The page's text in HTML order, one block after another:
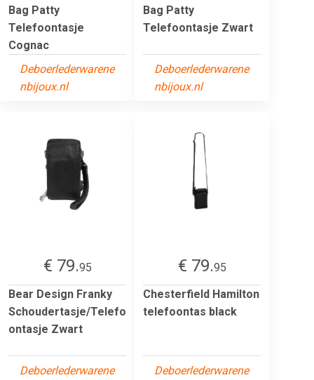
Bag Patty
Telefoontasje
Cognac
Deboerlederwarene
nbijoux.nl
Bag Patty
Telefoontasje Zwart
Deboerlederwarene
nbijoux.nl
€ 79.95
Bear Design Franky
Schoudertasje/Telefo
ontasje Zwart
Deboerlederwarene
€ 79.95
Chesterfield Hamilton
telefoontas black
Deboerlederwarene